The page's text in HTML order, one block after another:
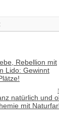
:
Rebellion mit
Lido: Gewinnt
natürlich und
mit